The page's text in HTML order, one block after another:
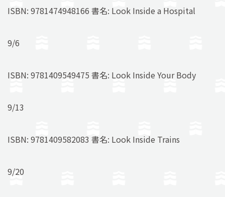
ISBN: 9781474948166 書名: Look Inside a Hospital
9/6
ISBN: 9781409549475 書名: Look Inside Your Body
9/13
ISBN: 9781409582083 書名: Look Inside Trains
9/20